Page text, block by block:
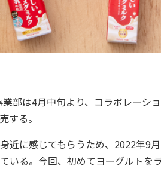
部は4月中旬より、コラボレーシ
する。
近に感じてもらうため、2022年9
いる。今回、初めてヨーグルトを